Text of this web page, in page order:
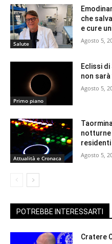
Salute
che
e cure
Agosto 5,
Primo piano
Eclissi
non sarà
Agosto 5,
Attualità e Cronaca
notturne
Agosto 5,
POTREBBE INTERESSARTI
Cratere